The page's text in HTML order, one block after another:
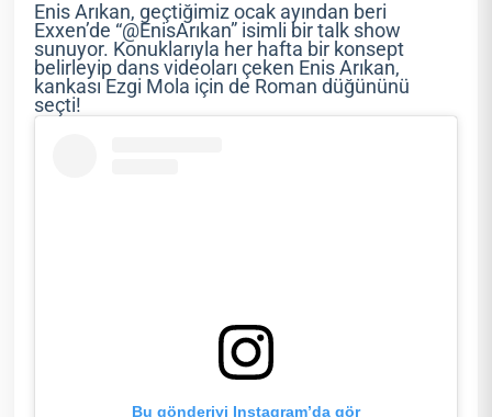
Enis Arıkan, geçtiğimiz ocak ayından beri
Exxen’de “@EnisArıkan” isimli bir talk show
sunuyor. Konuklarıyla her hafta bir konsept
belirleyip dans videoları çeken Enis Arıkan,
kankası Ezgi Mola için de Roman düğününü
seçti!
Bu gönderiyi Instagram’da gör